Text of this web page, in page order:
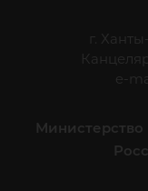
г.
e-
Министерство